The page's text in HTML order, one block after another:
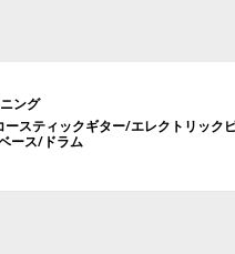
ング
スティックギター/エレクトリック
ース/ドラム